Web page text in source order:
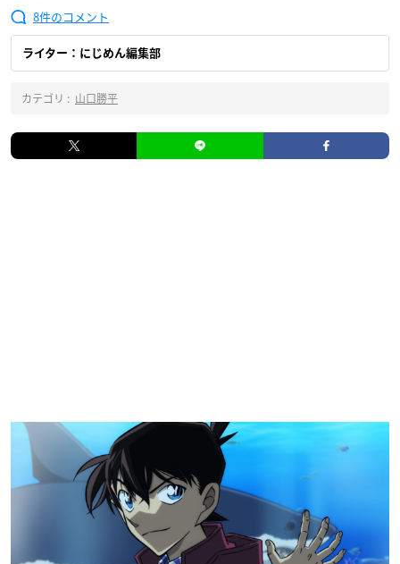
8
ライター：にじめん編集部
カテゴリ : 山口勝平